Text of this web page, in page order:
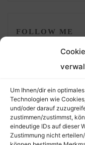
Um Ihnen/dir ein
Technologien wie
und/oder darauf
zustimmen/zustimmst,
eindeutige IDs auf dieser
Zustimmung nicht
FOLLOW ME